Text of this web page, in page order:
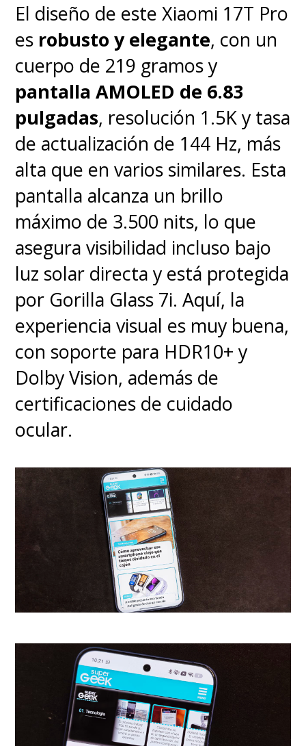
Desde ahí, el viaje no tiene
mayores sorpresas. Los
eventos se siguen unos a otros
tal como los vimos en la película
original, con los mismos giros y
sobresaltos, pero vence todas
las probabilidades al
mantener, más bien elevar, la
emoción que acompaña a
todo este recorrido,
potenciado por el regreso de
las bellas y potentes melodías
de John Powell. Ese factor es
clave.
La secuencia del vuelo de
deslumbrante, justificando
absolutamente ver esto en
una sala IMAX al haberse
filmado aquellas escenas con
esas cámaras. Cuando
creíamos que aquel momento
misma emoción, se logra el
milagro para tener a toda una
sala impresionada. La batalla
final contra la Muerte Roja
El diseño de este Xiaomi 17T Pro
es robusto y elegante, con un
cuerpo de 219 gramos y
pantalla AMOLED de 6.83
pulgadas, resolución 1.5K y tasa
de actualización de 144 Hz, más
alta que en varios similares. Esta
pantalla alcanza un brillo
máximo de 3.500 nits, lo que
asegura visibilidad incluso bajo
luz solar directa y está protegida
por Gorilla Glass 7i. Aquí, la
experiencia visual es muy buena,
con soporte para HDR10+ y
Dolby Vision, además de
certificaciones de cuidado
ocular.